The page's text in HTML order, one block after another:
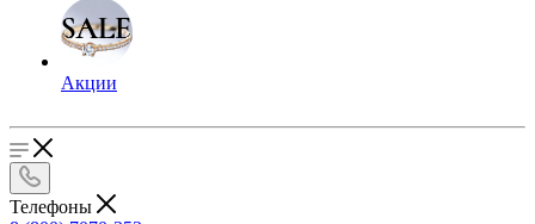
Акции
Телефоны